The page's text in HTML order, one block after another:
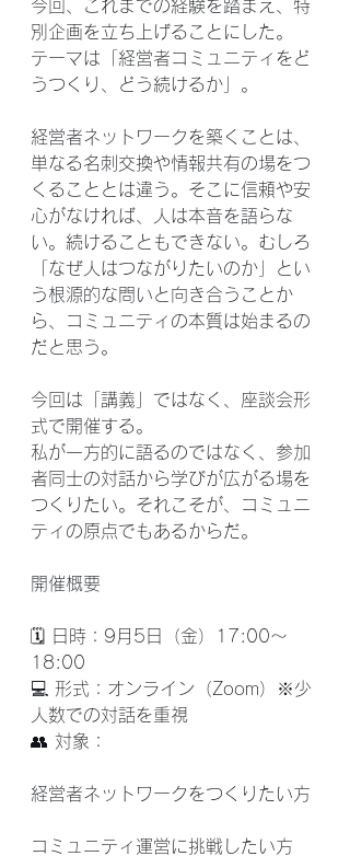
今回、これまでの経験を踏まえ、特
別企画を立ち上げることにした。
テーマは「経営者コミュニティをど
うつくり、どう続けるか」。
経営者ネットワークを築くことは、
単なる名刺交換や情報共有の場をつ
くることとは違う。そこに信頼や安
心がなければ、人は本音を語らな
い。続けることもできない。むしろ
「なぜ人はつながりたいのか」とい
う根源的な問いと向き合うことか
ら、コミュニティの本質は始まるの
だと思う。
今回は「講義」ではなく、座談会形
式で開催する。
私が一方的に語るのではなく、参加
者同士の対話から学びが広がる場を
つくりたい。それこそが、コミュニ
ティの原点でもあるからだ。
開催概要
🗓 日時：9月5日（金）17:00〜
18:00
💻 形式：オンライン（Zoom）※少
人数での対話を重視
👥 対象：
経営者ネットワークをつくりたい方
コミュニティ運営に挑戦したい方